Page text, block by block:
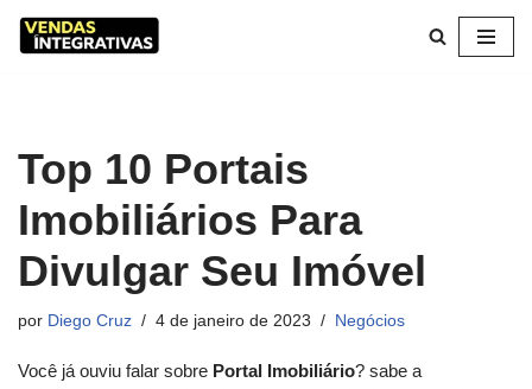
Top 10 Portais
Imobiliários Para
Divulgar Seu Imóvel
por Diego Cruz 4 de janeiro de 2023 Negócios
Você já ouviu falar sobre Portal Imobiliário? sabe a